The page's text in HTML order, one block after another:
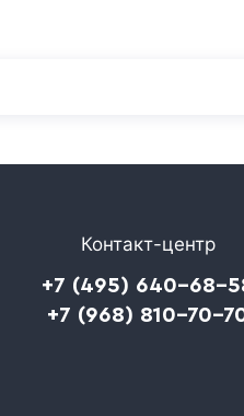
Контакт-центр
+7 (495) 640-68-
+7 (968) 810-70-